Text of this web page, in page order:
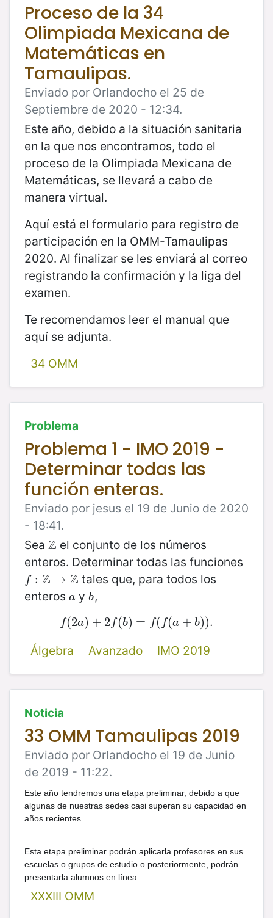
Proceso de la 34
Olimpiada Mexicana de
Matemáticas en
Tamaulipas.
Enviado por Orlandocho el 25 de
Septiembre de 2020 - 12:34.
Este año, debido a la situación sanitaria
en la que nos encontramos, todo el
proceso de la Olimpiada Mexicana de
Matemáticas, se llevará a cabo de
manera virtual.
Aquí está el formulario para registro de
participación en la OMM-Tamaulipas
2020. Al finalizar se les enviará al correo
registrando la confirmación y la liga del
examen.
Te recomendamos leer el manual que
aquí se adjunta.
34 OMM
Problema
Problema 1 - IMO 2019 -
Determinar todas las
función enteras.
Enviado por jesus el 19 de Junio de 2020
- 18:41.
Sea Z
Z el conjunto de los números
enteros. Determinar todas las funciones
f : Z → Z
f: Z →Z
tales que, para todos los
enteros a
a yb
b,
f(2a) + 2 f(b) = f( f(a + b)).
f(2 a) +2f(b )= (f( a+b)) .
Álgebra
Avanzado IMO 2019
Noticia
33 OMM Tamaulipas 2019
Enviado por Orlandocho el 19 de Junio
de 2019 - 11:22.
Este año tendremos una etapa preliminar, debido a que
algunas de nuestras sedes casi superan su capacidad en
años recientes.
Esta etapa preliminar podrán aplicarla profesores en sus
escuelas o grupos de estudio o posteriormente, podrán
presentarla alumnos en línea.
XXXIII OMM